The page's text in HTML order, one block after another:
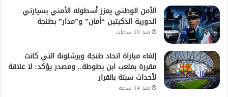
الأمن الوطني يعزز أسطوله الأمني بسيارتي
الدورية الذكيتين “أمان” و”مدار” بطنجة
منذ 10 ساعات
إلغاء مباراة اتحاد طنجة وبرشلونة التي كانت
مقررة بملعب ابن بطوطة.. ومصدر يؤكد: لا علاقة
لأحداث سبتة بالقرار
منذ 14 ساعة